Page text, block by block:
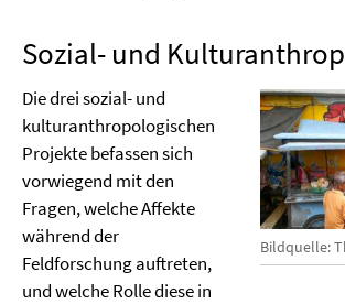
Sozial- und
Bildquelle:
Die drei sozial- und
kulturanthropologischen
Projekte befassen sich
vorwiegend mit den
Fragen, welche Affekte
während der
Feldforschung auftreten,
und welche Rolle diese in